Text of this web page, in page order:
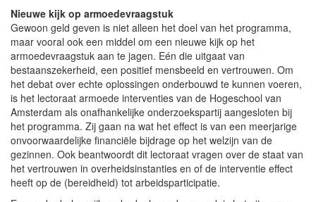
Nieuwe kijk op armoedevraagstuk
Gewoon geld geven is niet alleen het doel van het programma,
maar vooral ook een middel om een nieuwe kijk op het
armoedevraagstuk aan te jagen. Eén die uitgaat van
bestaanszekerheid, een positief mensbeeld en vertrouwen. Om
het debat over echte oplossingen onderbouwd te kunnen voeren,
is het lectoraat armoede interventies van de Hogeschool van
Amsterdam als onafhankelijke onderzoekspartij aangesloten bij
het programma. Zij gaan na wat het effect is van een meerjarige
onvoorwaardelijke financiële bijdrage op het welzijn van de
gezinnen. Ook beantwoordt dit lectoraat vragen over de staat van
het vertrouwen in overheidsinstanties en of de interventie effect
heeft op de (bereidheid) tot arbeidsparticipatie.